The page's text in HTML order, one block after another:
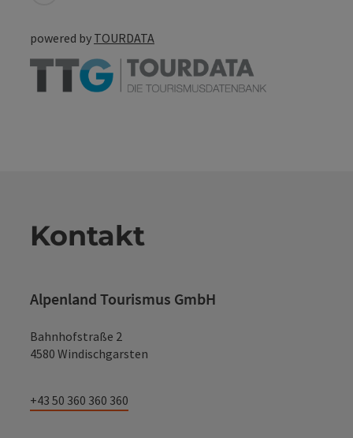
powered by TOURDATA
Kontakt
Alpenland Tourismus GmbH
Bahnhofstraße 2
4580 Windischgarsten
+43 50 360 360 360